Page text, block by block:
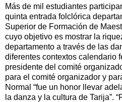
Más de mil estudiantes
quinta entrada folclórica
Superior de Formación de
cuyo objetivo es mostrar la
departamento a través de las
diferentes contextos calendario
presidente del comité
para el comité organizador y
Normal “fue un honor llevar
la danza y la cultura de Tarija”.